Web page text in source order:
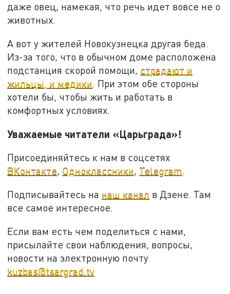
даже овец, намекая, что речь идет вовсе не о
животных.
А вот у жителей Новокузнецка другая беда.
Из-за того, что в обычном доме расположена
подстанция скорой помощи, страдают и
жильцы, и медики. При этом обе стороны
хотели бы, чтобы жить и работать в
комфортных условиях.
Уважаемые читатели «Царьграда»!
Присоединяйтесь к нам в соцсетях
ВКонтакте, Одноклассники, Telegram.
Подписывайтесь на наш канал в Дзене. Там
все самое интересное.
Если вам есть чем поделиться с нами,
присылайте свои наблюдения, вопросы,
новости на электронную почту
kuzbas@tsargrad.tv